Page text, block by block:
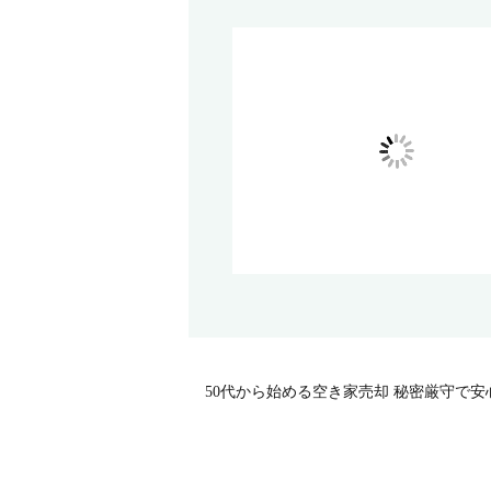
50代から始める空き家売却 秘密厳守で安